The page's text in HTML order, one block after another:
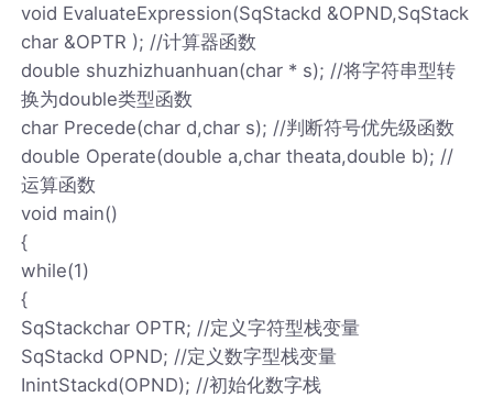
void EvaluateExpression(SqStackd &OPND,SqStack
char &OPTR ); //计算器函数
double shuzhizhuanhuan(char * s); //将字符串型转
换为double类型函数
char Precede(char d,char s); //判断符号优先级函数
double Operate(double a,char theata,double b); //
运算函数
void main()
{
while(1)
{
SqStackchar OPTR; //定义字符型栈变量
SqStackd OPND; //定义数字型栈变量
InintStackd(OPND); //初始化数字栈